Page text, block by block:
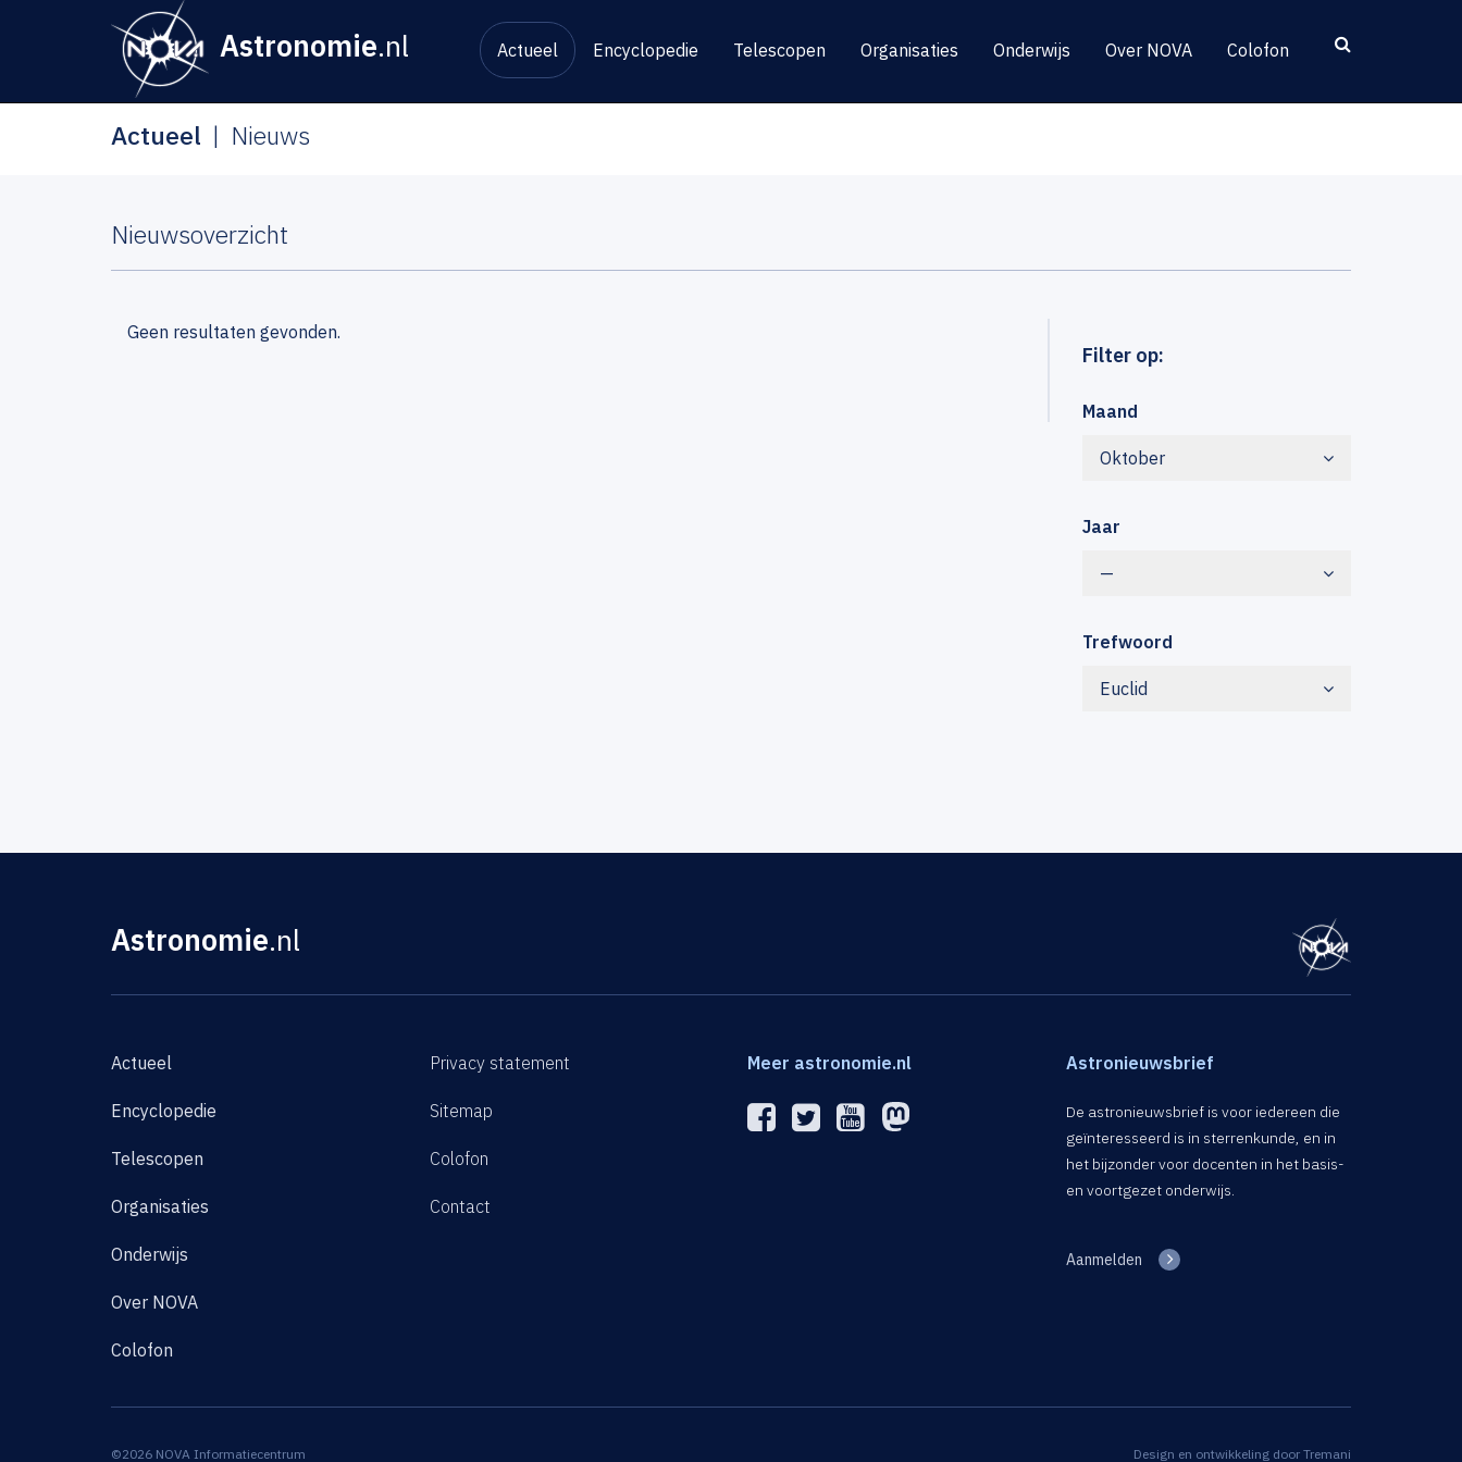
Astronomie.nl Actueel Encyclopedie Telescopen Organisaties Onderwijs Over NOVA Colofon
Actueel Nieuws
Nieuwsoverzicht
Filter op:
Maand
Oktober
Jaar
—
Trefwoord
Euclid
Geen resultaten gevonden.
Astronomie.nl
Actueel
Encyclopedie
Telescopen
Organisaties
Onderwijs
Over NOVA
Colofon
Privacy statement
Sitemap
Colofon
Contact
Meer astronomie.nl Astronieuwsbrief
De astronieuwsbrief is voor iedereen die
geïnteresseerd is in sterrenkunde, en in
het bijzonder voor docenten in het basis-
en voortgezet onderwijs.
Aanmelden
©2026 NOVA Informatiecentrum Design en ontwikkeling door Tremani